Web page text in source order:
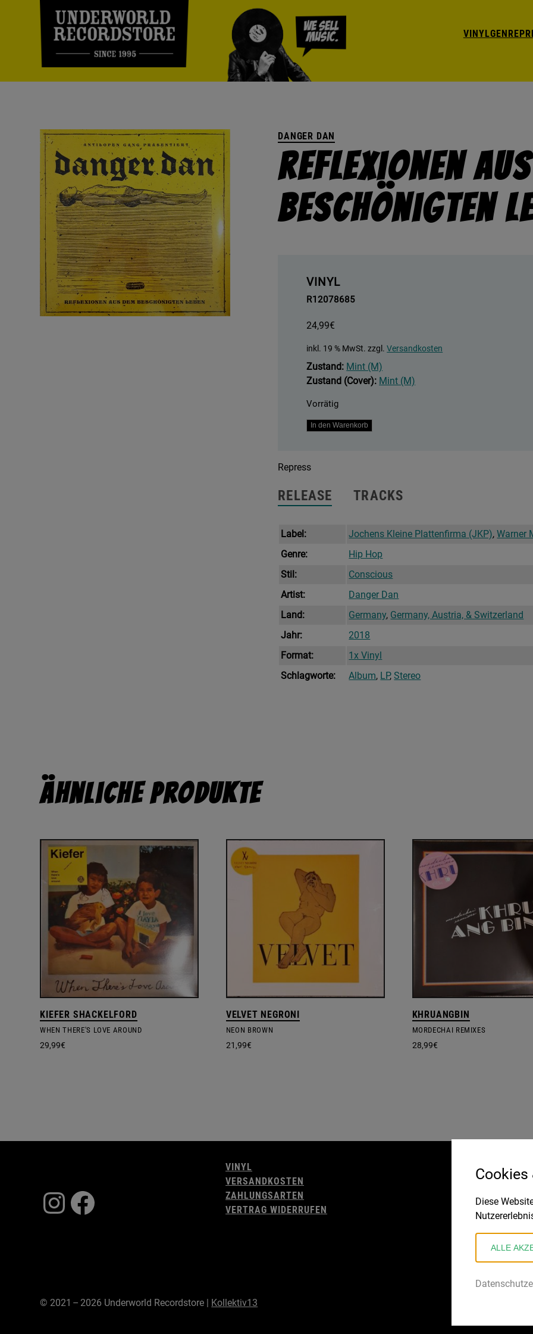
VINYLGENRE
DANGER DAN
Reflexionen Aus
Beschönigten
VINYL
R12078685
24,99€
inkl. 19 % MwSt. zzgl.Versandkosten
Zustand: Mint (M)
Zustand (Cover): Mint (M)
Vorrätig
Reflexionen
Beschönigten
Menge
In den Warenkorb
Repress
RELEASE TRACKS
Label: Jochens Kleine Plattenfirma (JKP),Warner
Genre:
Hip Hop
Stil:
Conscious
Artist:
Danger Dan
Land:
Germany, Germany, Austria, & Switzerland
Jahr:
2018
Format:
1x Vinyl
Schlagworte:
Album, LP,Stereo
Ähnliche Produkte
KIEFER SHACKELFORD
WHEN THERE'S LOVE AROUND
29,99€
VELVET NEGRONI
NEON BROWN
21,99€
KHRUANGBIN
MORDECHAI REMIXES
28,99€
Instagram
Facebook
VINYL
VERSANDKOSTEN
ZAHLUNGSARTEN
VERTRAG WIDERRUFEN
IMPRESSUM
DATENSCHUTZ
© 2021 – 2026 Underworld Recordstore | Kollektiv13
Cookies
Diese
ALLE